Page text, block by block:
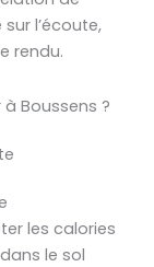
l’écoute,
rendu.
Boussens ?
les calories
le sol